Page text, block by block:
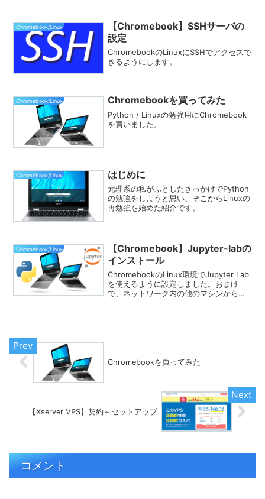
Chromebook/Linux
【Chromebook】SSHサーバの
設定
ChromebookのLinuxにSSHでアクセスで
きるようにします。
Chromebook/Linux Chromebookを買ってみた
Python / Linuxの勉強用にChromebook
を買いました。
Chromebook/Linux はじめに
元理系の私がふとしたきっかけでPython
の勉強をしようと思い、そこからLinuxの
再勉強を始めた紹介です。
Chromebook/Linux
【Chromebook】Jupyter-labの
インストール
ChromebookのLinux環境でJupyter Lab
を使えるように設定しました。おまけ
で、ネットワーク内の他のマシンからも
Chromebookを買ってみた
【Xserver VPS】契約～セットアップ
コメント